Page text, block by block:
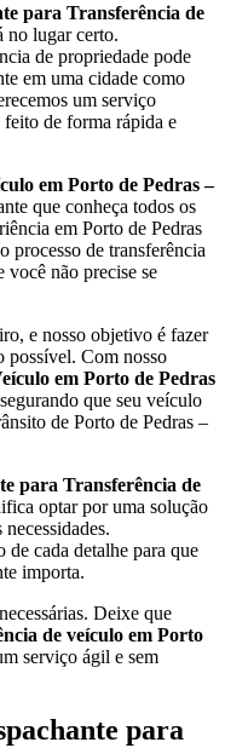
para Transferência de
no lugar certo.
de propriedade pode
em uma cidade como
um serviço
feito de forma rápida e
em Porto de Pedras –
que conheça todos os
em Porto de Pedras
processo de transferência
não precise se
e nosso objetivo é fazer
possível. Com nosso
em Porto de Pedras
que seu veículo
de Porto de Pedras –
para Transferência de
optar por uma solução
cada detalhe para que
importa.
Deixe que
de veículo em Porto
serviço ágil e sem
para